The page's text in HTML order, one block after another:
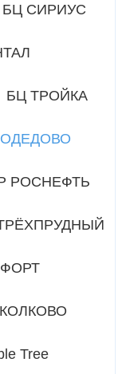
БЦ СИРИУС
БЦ ТРОЙКА
РОСНЕФТЬ
Tree